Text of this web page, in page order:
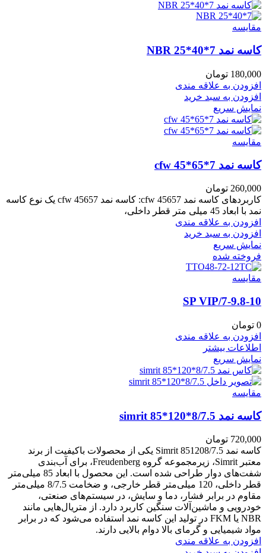
مقايسه
کاسه نمد NBR 25*40*7
180,000 تومان
افزودن به علاقه مندی
افزودن به سبد خرید
نمایش سریع
مقايسه
کاسه نمد cfw 45*65*7
260,000 تومان
کاربردهای کاسه نمد cfw 45657: کاسه نمد cfw 45657 یک نوع کاسه
نمد با ابعاد 45 میلی متر قطر داخلی،
افزودن به علاقه مندی
افزودن به سبد خرید
نمایش سریع
فروخته شده
مقايسه
7-9.8-10/SP VIP
0 تومان
افزودن به علاقه مندی
اطلاعات بیشتر
نمایش سریع
مقايسه
کاسه نمد simrit 85*120*8/7.5
720,000 تومان
کاسه نمد Simrit 851208/7.5 یکی از محصولات باکیفیت از برند
معتبر Simrit، زیرمجموعه گروه Freudenberg، برای آب‌بندی
شفت‌های دوار طراحی شده است. این محصول با ابعاد 85 میلی‌متر
قطر داخلی، 120 میلی‌متر قطر خارجی، و ضخامت 8/7.5 میلی‌متر
مقاوم در برابر فشار، دما و سایش، در سیستم‌های صنعتی،
خودرویی و ماشین‌آلات سنگین کاربرد دارد. از متریال‌هایی مانند
NBR یا FKM در تولید این کاسه نمد استفاده می‌شود که در برابر
مواد شیمیایی و گرمای بالا دوام بالایی دارند.
افزودن به علاقه مندی